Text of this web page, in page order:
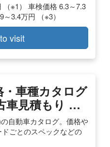
（※1） 車検価格 6.3～7.3
3.4万円 （※3）
visit
・車種カタログ
車見積もり …
自動車カタログ。価格や
ごとのスペックなどの